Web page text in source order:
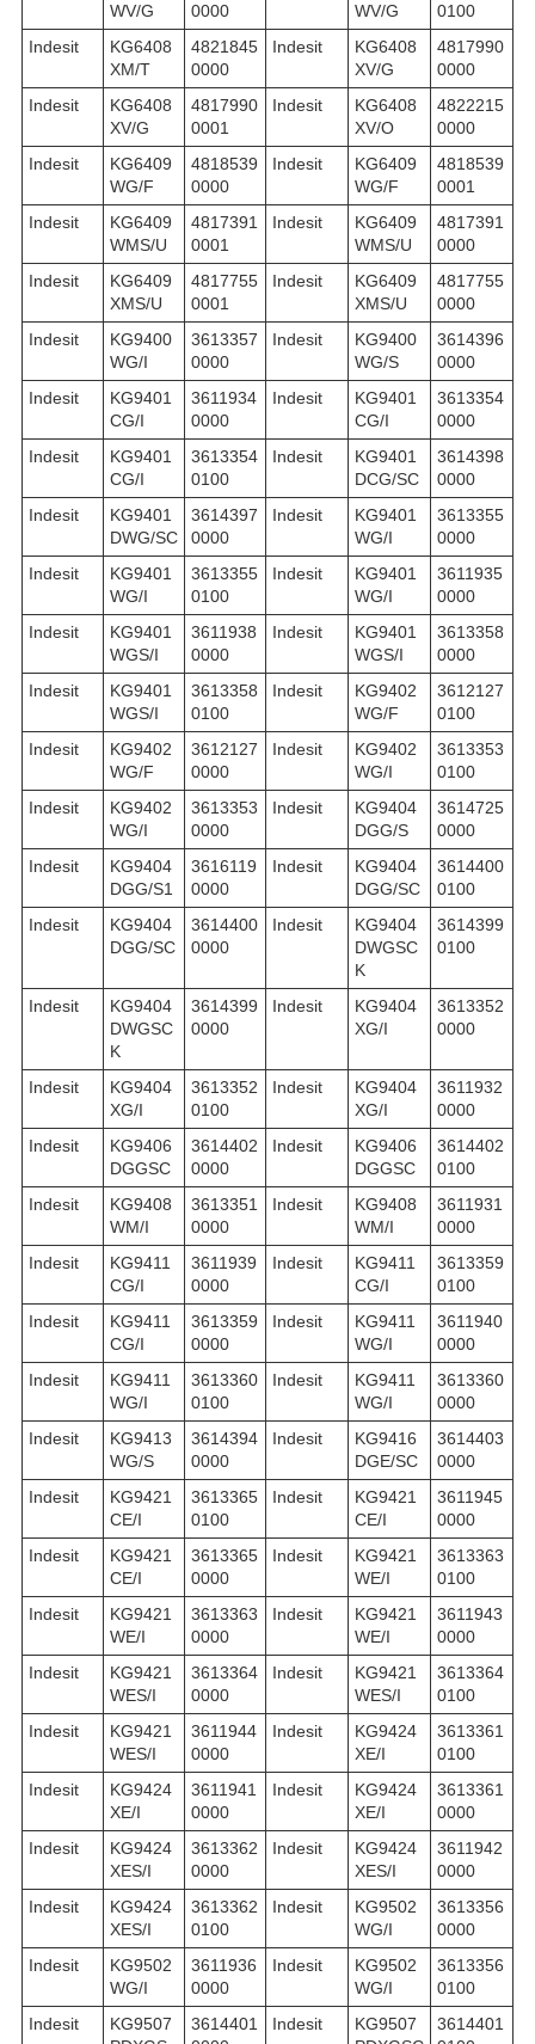
WV/G
0000
WV/G
0100
Indesit
KG6408
XM/T
4821845
0000
Indesit
KG6408
XV/G
4817990
0000
Indesit
KG6408
XV/G
4817990
0001
Indesit
KG6408
XV/O
4822215
0000
Indesit
KG6409
WG/F
4818539
0000
Indesit
KG6409
WG/F
4818539
0001
Indesit
KG6409
WMS/U
4817391
0001
Indesit
KG6409
WMS/U
4817391
0000
Indesit
KG6409
XMS/U
4817755
0001
Indesit
KG6409
XMS/U
4817755
0000
Indesit
KG9400
WG/I
3613357
0000
Indesit
KG9400
WG/S
3614396
0000
Indesit
KG9401
CG/I
3611934
0000
Indesit
KG9401
CG/I
3613354
0000
Indesit
KG9401
CG/I
3613354
0100
Indesit
KG9401
DCG/SC
3614398
0000
Indesit
KG9401
DWG/SC
3614397
0000
Indesit
KG9401
WG/I
3613355
0000
Indesit
KG9401
WG/I
3613355
0100
Indesit
KG9401
WG/I
3611935
0000
Indesit
KG9401
WGS/I
3611938
0000
Indesit
KG9401
WGS/I
3613358
0000
Indesit
KG9401
WGS/I
3613358
0100
Indesit
KG9402
WG/F
3612127
0100
Indesit
KG9402
WG/F
3612127
0000
Indesit
KG9402
WG/I
3613353
0100
Indesit
KG9402
WG/I
3613353
0000
Indesit
KG9404
DGG/S
3614725
0000
Indesit
KG9404
DGG/S1
3616119
0000
Indesit
KG9404
DGG/SC
3614400
0100
Indesit
KG9404
DGG/SC
3614400
0000
Indesit
KG9404
DWGSC
K
3614399
0100
Indesit
KG9404
DWGSC
K
3614399
0000
Indesit
KG9404
XG/I
3613352
0000
Indesit
KG9404
XG/I
3613352
0100
Indesit
KG9404
XG/I
3611932
0000
Indesit
KG9406
DGGSC
3614402
0000
Indesit
KG9406
DGGSC
3614402
0100
Indesit
KG9408
WM/I
3613351
0000
Indesit
KG9408
WM/I
3611931
0000
Indesit
KG9411
CG/I
3611939
0000
Indesit
KG9411
CG/I
3613359
0100
Indesit
KG9411
CG/I
3613359
0000
Indesit
KG9411
WG/I
3611940
0000
Indesit
KG9411
WG/I
3613360
0100
Indesit
KG9411
WG/I
3613360
0000
Indesit
KG9413
WG/S
3614394
0000
Indesit
KG9416
DGE/SC
3614403
0000
Indesit
KG9421
CE/I
3613365
0100
Indesit
KG9421
CE/I
3611945
0000
Indesit
KG9421
CE/I
3613365
0000
Indesit
KG9421
WE/I
3613363
0100
Indesit
KG9421
WE/I
3613363
0000
Indesit
KG9421
WE/I
3611943
0000
Indesit
KG9421
WES/I
3613364
0000
Indesit
KG9421
WES/I
3613364
0100
Indesit
KG9421
WES/I
3611944
0000
Indesit
KG9424
XE/I
3613361
0100
Indesit
KG9424
XE/I
3611941
0000
Indesit
KG9424
XE/I
3613361
0000
Indesit
KG9424
XES/I
3613362
0000
Indesit
KG9424
XES/I
3611942
0000
Indesit
KG9424
XES/I
3613362
0100
Indesit
KG9502
WG/I
3613356
0000
Indesit
KG9502
WG/I
3611936
0000
Indesit
KG9502
WG/I
3613356
0100
Indesit
KG9507
3614401
Indesit
KG9507
3614401